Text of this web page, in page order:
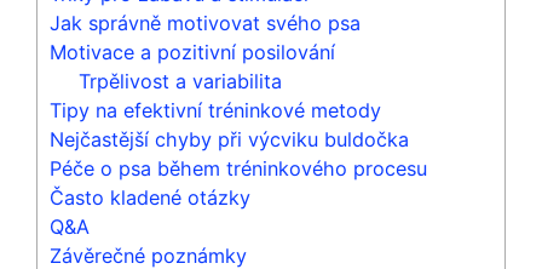
Jak správně motivovat svého psa
Motivace a pozitivní posilování
Trpělivost a variabilita
Tipy na efektivní tréninkové metody
Nejčastější chyby při výcviku buldočka
Péče o psa během tréninkového procesu
Často kladené otázky
Q&A
Závěrečné poznámky